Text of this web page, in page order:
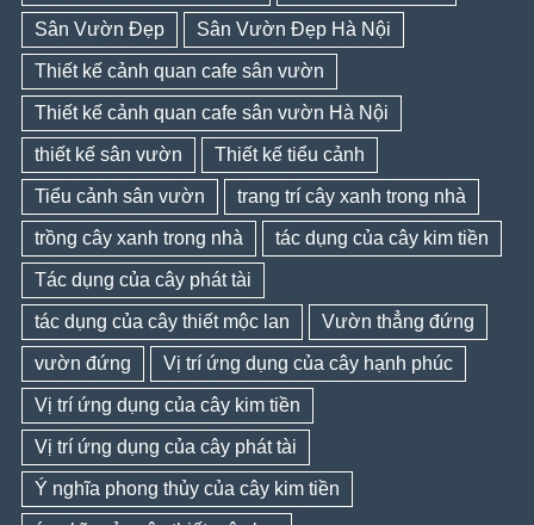
Sân Vườn Đẹp Sân Vườn Đẹp Hà Nội
Thiết kế cảnh quan cafe sân vườn
Thiết kế cảnh quan cafe sân vườn Hà Nội
thiết kế sân vườn Thiết kế tiểu cảnh
Tiểu cảnh sân vườn trang trí cây xanh trong nhà
trồng cây xanh trong nhà tác dụng của cây kim tiền
Tác dụng của cây phát tài
tác dụng của cây thiết mộc lan Vườn thẳng đứng
vườn đứng Vị trí ứng dụng của cây hạnh phúc
Vị trí ứng dụng của cây kim tiền
Vị trí ứng dụng của cây phát tài
Ý nghĩa phong thủy của cây kim tiền